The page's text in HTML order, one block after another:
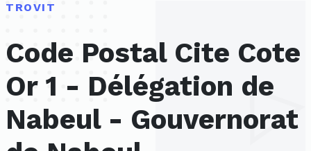
TROVIT
Code Postal Cite Cote
Or 1 - Délégation de
Nabeul - Gouvernorat